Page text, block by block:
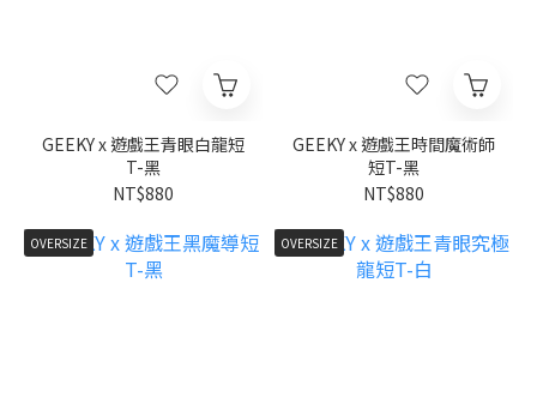
GEEKY x 遊戲王青眼白龍短
T-黑
NT$880
GEEKY x 遊戲王時間魔術師
短T-黑
NT$880
OVERSIZE OVERSIZE